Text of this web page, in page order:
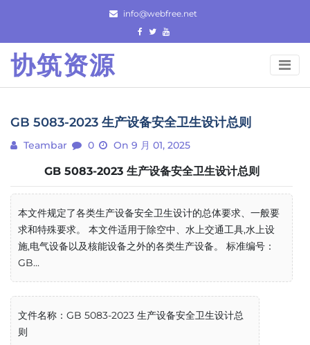
content
info@webfree.net
协筑资源
GB 5083-2023 生产设备安全卫生设计总则
Teambar 0 On 9 月 01, 2025
GB 5083-2023 生产设备安全卫生设计总则
本文件规定了各类生产设备安全卫生设计的总体要求、一般要
求和特殊要求。 本文件适用于除空中、水上交通工具,水上设
施,电气设备以及核能设备之外的各类生产设备。 标准编号：
GB...
文件名称：GB 5083-2023 生产设备安全卫生设计总
则